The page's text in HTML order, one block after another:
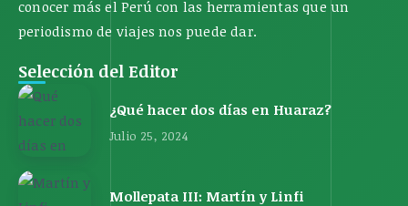
conocer más el Perú con las herramientas que un
periodismo de viajes nos puede dar.
Selección del Editor
¿Qué hacer dos días en Huaraz?
Julio 25, 2024
Mollepata III: Martín y Linfi